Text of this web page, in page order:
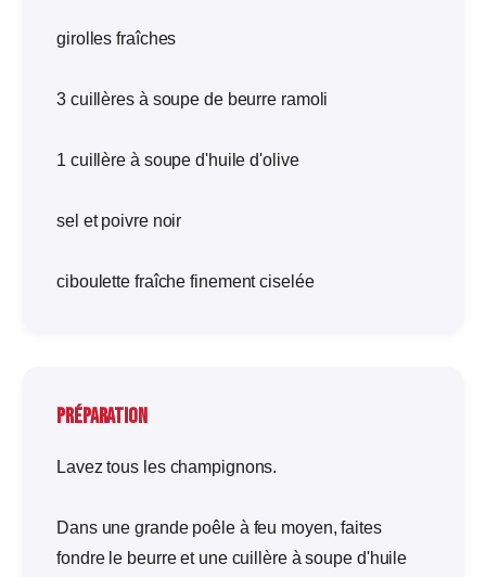
girolles fraîches
3 cuillères à soupe de beurre ramoli
1 cuillère à soupe d'huile d'olive
sel et poivre noir
ciboulette fraîche finement ciselée
Préparation
Lavez tous les champignons.
Dans une grande poêle à feu moyen, faites
fondre le beurre et une cuillère à soupe d'huile